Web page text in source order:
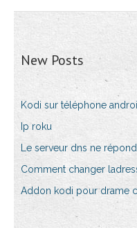
New Posts
Kodi sur téléphone
Ip roku
Le serveur dns ne
Comment changer
Addon kodi pour drame